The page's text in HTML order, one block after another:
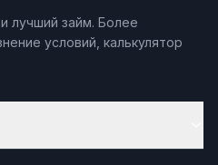
лучший займ. Более
условий, калькулятор